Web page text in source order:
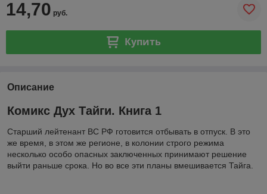
14,70 руб.
Купить
Описание
Комикс Дух Тайги. Книга 1
Старший лейтенант ВС РФ готовится отбывать в отпуск. В это
же время, в этом же регионе, в колонии строго режима
несколько особо опасных заключенных принимают решение
выйти раньше срока. Но во все эти планы вмешивается Тайга.